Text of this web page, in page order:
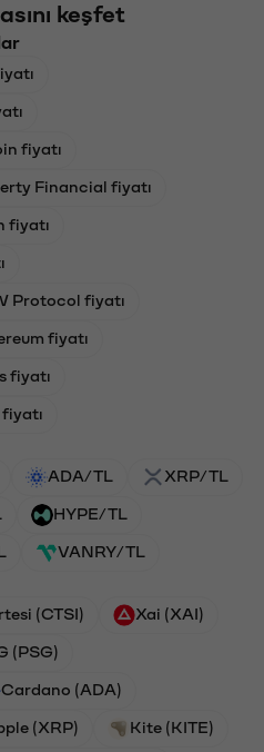
keşfet
fiyatı
Financial fiyatı
fiyatı
Protocol fiyatı
fiyatı
fiyatı
ADA/TL XRP/TL
HYPE/TL
VANRY/TL
(CTSI) Xai (XAI)
(PSG)
Cardano (ADA)
(XRP) Kite (KITE)